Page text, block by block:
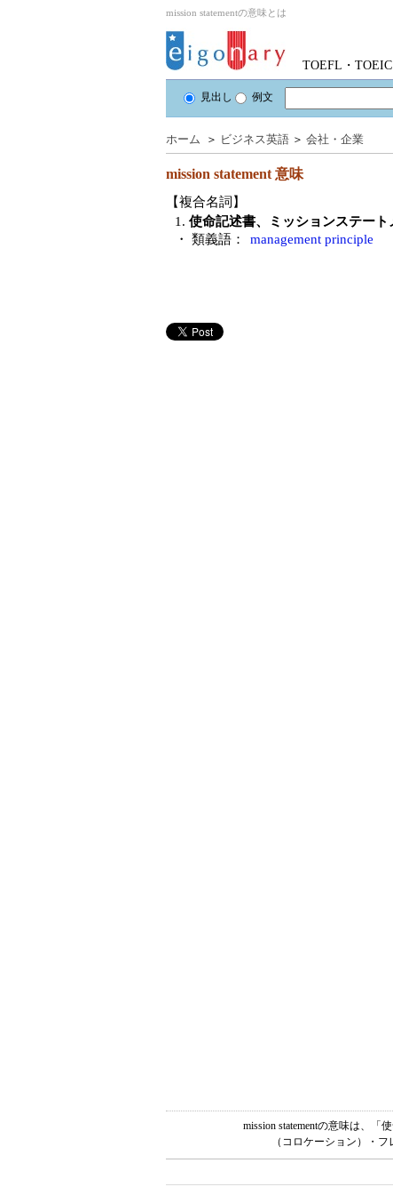
mission statementの意味とは
TOEFL・
見出し 例文
ホーム ＞ ビジネス英語 ＞ 会社・企業
mission statement 意味
【複合名詞】
1. 使命記述書、ミッションステー
・ 類義語：
management principle
mission statementの意味は、
（コロケーション）・